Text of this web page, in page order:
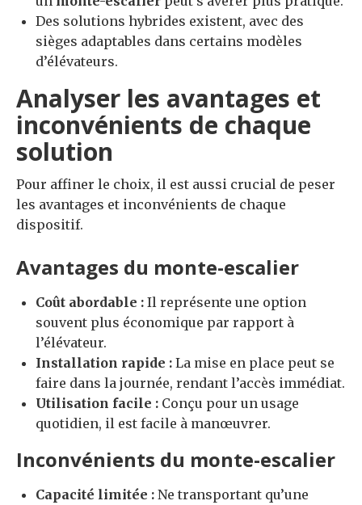
Des solutions hybrides existent, avec des
sièges adaptables dans certains modèles
d’élévateurs.
Analyser les avantages et
inconvénients de chaque
solution
Pour affiner le choix, il est aussi crucial de peser
les avantages et inconvénients de chaque
dispositif.
Avantages du monte-escalier
Coût abordable : Il représente une option
souvent plus économique par rapport à
l’élévateur.
Installation rapide : La mise en place peut se
faire dans la journée, rendant l’accès immédiat.
Utilisation facile : Conçu pour un usage
quotidien, il est facile à manœuvrer.
Inconvénients du monte-escalier
Capacité limitée : Ne transportant qu’une